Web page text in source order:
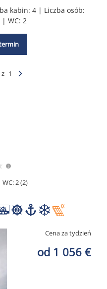
kabin: 4 | Liczba osób:
WC: 2
z 1
2 (2)
Cena za tydzień
od 1 056 €